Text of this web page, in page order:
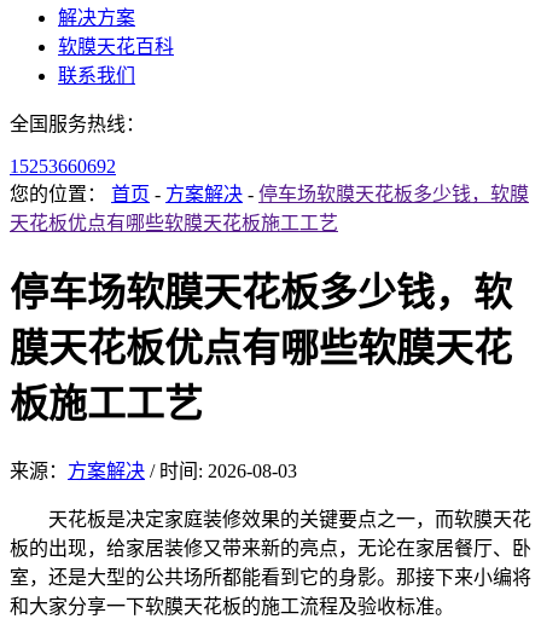
解决方案
软膜天花百科
联系我们
全国服务热线：
15253660692
您的位置： 首页 - 方案解决 - 停车场软膜天花板多少钱，软膜
天花板优点有哪些软膜天花板施工工艺
停车场软膜天花板多少钱，软
膜天花板优点有哪些软膜天花
板施工工艺
来源： 方案解决 / 时间: 2026-08-03
天花板是决定家庭装修效果的关键要点之一，而软膜天花
板的出现，给家居装修又带来新的亮点，无论在家居餐厅、卧
室，还是大型的公共场所都能看到它的身影。那接下来小编将
和大家分享一下软膜天花板的施工流程及验收标准。